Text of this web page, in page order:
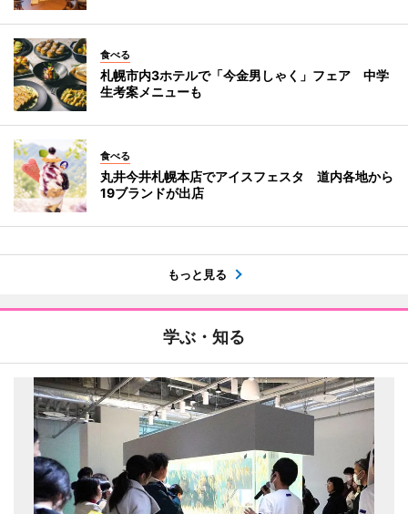
食べる
札幌市内3ホテルで「今金男しゃく」フェア 中学
生考案メニューも
食べる
丸井今井札幌本店でアイスフェスタ 道内各地から
19ブランドが出店
もっと見る
学ぶ・知る